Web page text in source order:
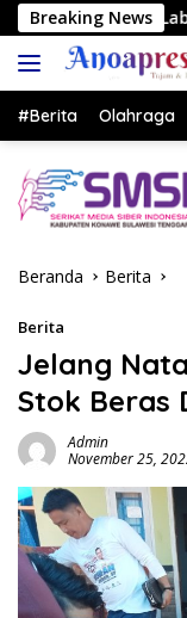
Langsung
ke
konten
Breaking News
Anggota DPRD
#Berita Olahraga
Beranda Berita
Berita
Jelang
Stok Beras
Admin
November 25,